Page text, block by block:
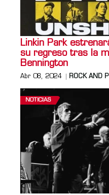
Linkin Park
su regreso tras la
Bennington
Abr 08, 2024 ROCK AND
NOTICIAS